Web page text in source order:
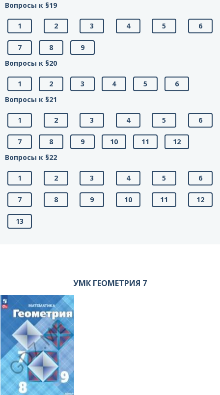
Вопросы к §19
1 2 3 4 5 6
7 8
9
Вопросы к §20
1 2 3 4 5
6
Вопросы к §21
1 2 3 4 5 6
7 8 9 10 11
12
Вопросы к §22
1 2 3 4 5 6
7 8 9 10 11 12
13
УМК ГЕОМЕТРИЯ 7